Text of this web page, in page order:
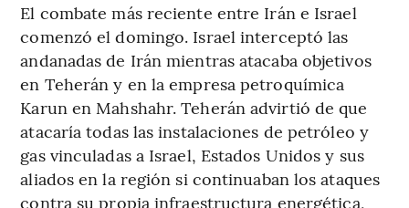
El combate más reciente entre Irán e Israel
comenzó el domingo. Israel interceptó las
andanadas de Irán mientras atacaba objetivos
en Teherán y en la empresa petroquímica
Karun en Mahshahr. Teherán advirtió de que
atacaría todas las instalaciones de petróleo y
gas vinculadas a Israel, Estados Unidos y sus
aliados en la región si continuaban los ataques
contra su propia infraestructura energética,